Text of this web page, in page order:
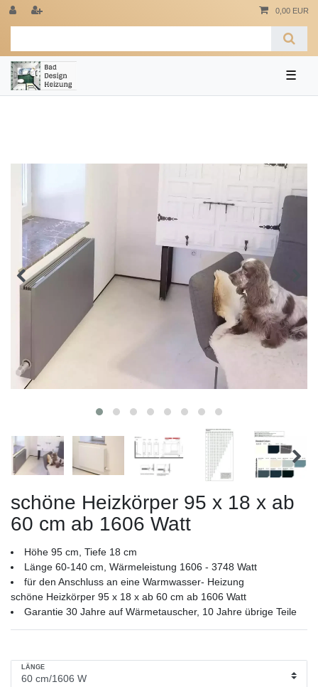
0,00 EUR
☰
schöne Heizkörper 95 x 18 x ab
60 cm ab 1606 Watt
Höhe 95 cm, Tiefe 18 cm
Länge 60-140 cm, Wärmeleistung 1606 - 3748 Watt
für den Anschluss an eine Warmwasser- Heizung
schöne Heizkörper 95 x 18 x ab 60 cm ab 1606 Watt
Garantie 30 Jahre auf Wärmetauscher, 10 Jahre übrige Teile
LÄNGE